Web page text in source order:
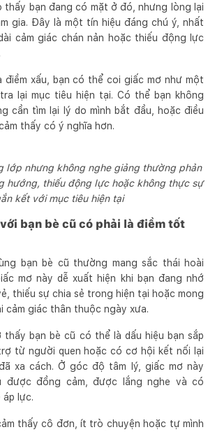
thấy bạn đang có mặt ở đó, nhưng lòng lại
gia. Đây là một tín hiệu đáng chú ý, nhất
cảm giác chán nản hoặc thiếu động lực
điềm xấu, bạn có thể coi giấc mơ như một
lại mục tiêu hiện tại. Có thể bạn không
cần tìm lại lý do mình bắt đầu, hoặc điều
thấy có ý nghĩa hơn.
lớp nhưng không nghe giảng thường phản
hướng, thiếu động lực hoặc không thực sự
kết với mục tiêu hiện tại
bạn bè cũ có phải là điềm tốt
bạn bè cũ thường mang sắc thái hoài
mơ này dễ xuất hiện khi bạn đang nhớ
thiếu sự chia sẻ trong hiện tại hoặc mong
cảm giác thân thuộc ngày xưa.
thấy bạn bè cũ có thể là dấu hiệu bạn sắp
từ người quen hoặc có cơ hội kết nối lại
xa cách. Ở góc độ tâm lý, giấc mơ này
được đồng cảm, được lắng nghe và có
áp lực.
thấy cô đơn, ít trò chuyện hoặc tự mình